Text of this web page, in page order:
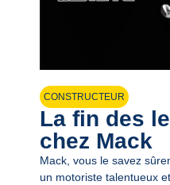
CONSTRUCTEUR
La fin des
chez Mack
Mack, vous le savez
un motoriste talentueux